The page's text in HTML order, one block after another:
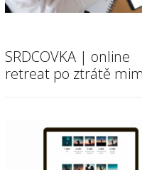
SRDCOVKA | online
retreat po ztrátě